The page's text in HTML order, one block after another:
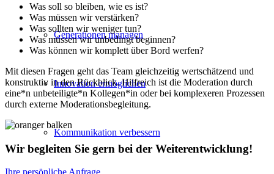
Generationen managen
Innovation ermöglichen
Kommunikation verbessern
Was soll so bleiben, wie es ist?
Was müssen wir verstärken?
Was sollten wir weniger tun?
Was müssen wir unbedingt beginnen?
Was können wir komplett über Bord werfen?
Mit diesen Fragen geht das Team gleichzeitig wertschätzend und
konstruktiv in den Rückblick. Hilfreich ist die Moderation durch
eine*n unbeteiligte*n Kollegen*in oder bei komplexeren Prozessen
durch externe Moderationsbegleitung.
Wir begleiten Sie gern bei der Weiterentwicklung!